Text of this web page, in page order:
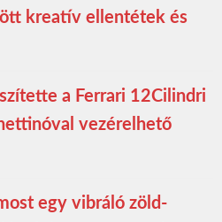
kreatív ellentétek és
a Ferrari 12Cilindri
vezérelhető
egy vibráló zöld-